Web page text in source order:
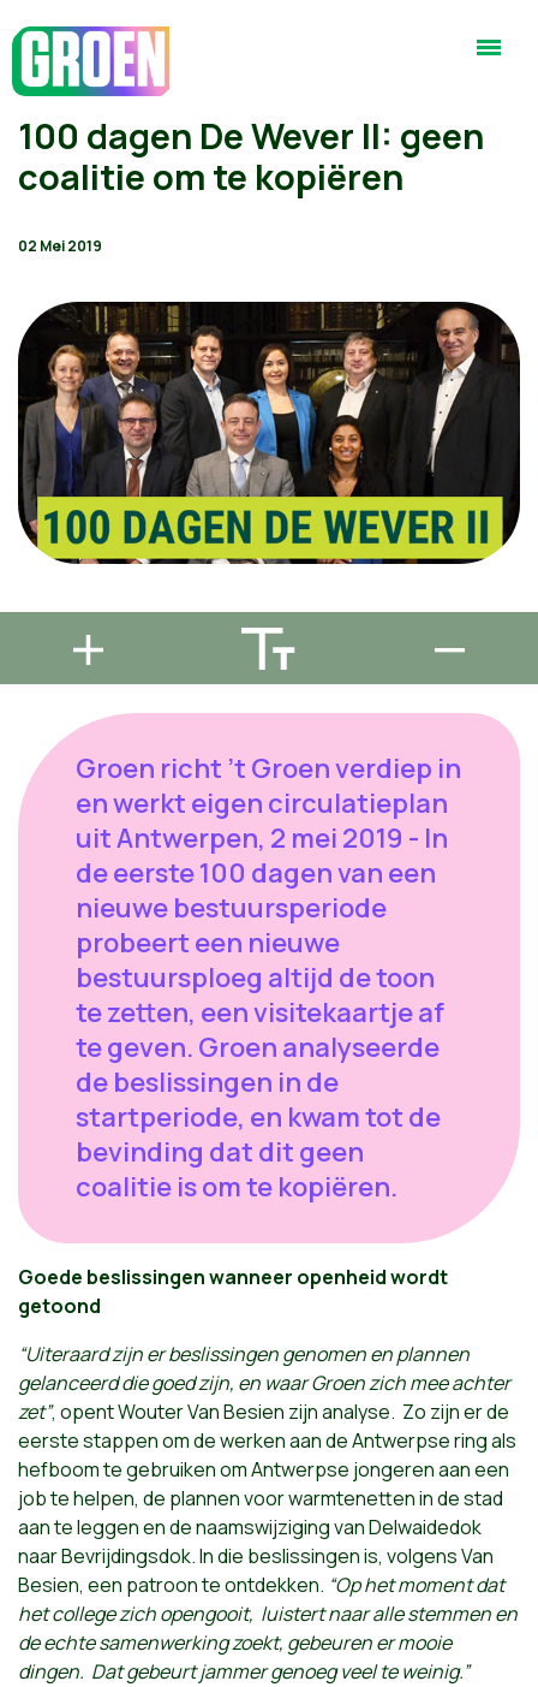
100 dagen De Wever II: geen
coalitie om te kopiëren
02 Mei 2019
Groen richt ’t Groen verdiep in
en werkt eigen circulatieplan
uit Antwerpen, 2 mei 2019 - In
de eerste 100 dagen van een
nieuwe bestuursperiode
probeert een nieuwe
bestuursploeg altijd de toon
te zetten, een visitekaartje af
te geven. Groen analyseerde
de beslissingen in de
startperiode, en kwam tot de
bevinding dat dit geen
coalitie is om te kopiëren.
Goede beslissingen wanneer openheid wordt
getoond
“Uiteraard zijn er beslissingen genomen en plannen
gelanceerd die goed zijn, en waar Groen zich mee achter
zet”, opent Wouter Van Besien zijn analyse. Zo zijn er de
eerste stappen om de werken aan de Antwerpse ring als
hefboom te gebruiken om Antwerpse jongeren aan een
job te helpen, de plannen voor warmtenetten in de stad
aan te leggen en de naamswijziging van Delwaidedok
naar Bevrijdingsdok. In die beslissingen is, volgens Van
Besien, een patroon te ontdekken. “Op het moment dat
het college zich opengooit, luistert naar alle stemmen en
de echte samenwerking zoekt, gebeuren er mooie
dingen. Dat gebeurt jammer genoeg veel te weinig.”